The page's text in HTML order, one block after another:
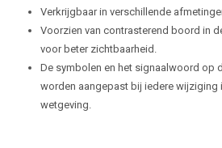
Verkrijgbaar in verschillende
Voorzien van contrasterend boord in
voor beter zichtbaarheid.
De symbolen en het signaalwoord op
worden aangepast bij iedere wijziging
wetgeving.